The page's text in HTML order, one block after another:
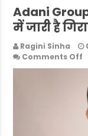
Adani
में जारी है
Ragini Sinha
Comments Off